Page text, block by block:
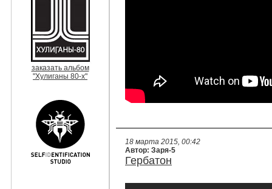
заказать альбом
"Хулиганы 80-х"
18 марта 2015, 00:42
Автор: Заря-5
Гербатон